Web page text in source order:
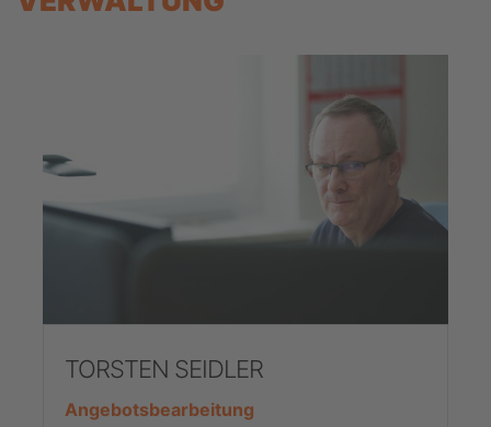
TORSTEN SEIDLER
Angebotsbearbeitung